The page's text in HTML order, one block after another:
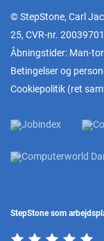
© StepStone, Carl
25, CVR-nr. 20039701
Åbningstider: Man-
Betingelser og
Cookiepolitik (ret
StepStone som